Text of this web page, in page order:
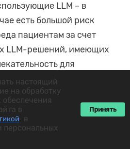
LLM – в
есть большой риск
пациентам за счет
LLM-решений, имеющих
для
своей имитационной
общение пациента
и методических
настоящий
на обработку
в
в
персональных
Принять